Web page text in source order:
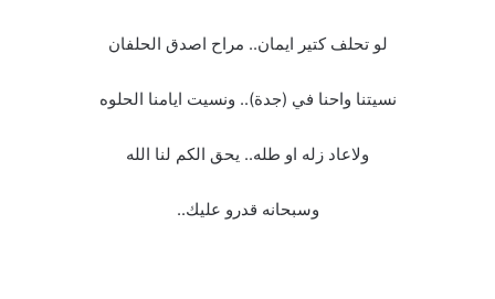
لو تحلف كتير ايمان.. مراح اصدق الحلفان
نسيتنا واحنا في (جدة).. ونسيت ايامنا الحلوه
ولاعاد زله او طله.. يحق الكم لنا الله
وسبحانه قدرو عليك..